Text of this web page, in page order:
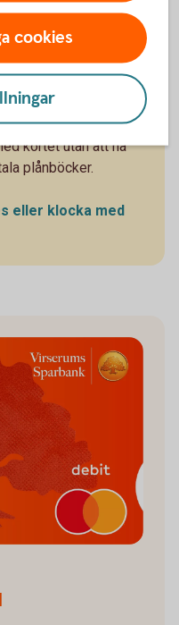
Mastercard
du lägga till det i en
Apple Pay,
Du kan enkelt
efter beställning.
kortet utan att ha
plånböcker.
eller klocka med
cookies